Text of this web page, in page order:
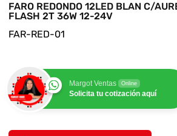
FARO REDONDO 12LED BLAN C/
FLASH 2T 36W 12-24V
FAR-RED-01
Margot Ventas Online
Solicita tu cotización aquí